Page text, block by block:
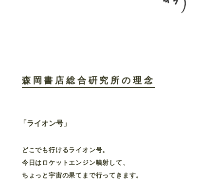
森岡書店総合硏究所の理念
「ライオン号」
どこでも行けるライオン号。
今日はロケットエンジン噴射して、
ちょっと宇宙の果てまで行ってきます。